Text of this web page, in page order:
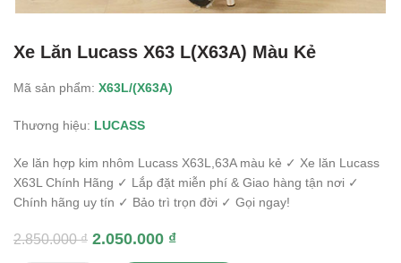
Xe Lăn Lucass X63 L(X63A) Màu Kẻ
Mã sản phẩm: X63L/(X63A)
Thương hiệu: LUCASS
Xe lăn hợp kim nhôm Lucass X63L,63A màu kẻ ✓ Xe lăn Lucass
X63L Chính Hãng ✓ Lắp đặt miễn phí & Giao hàng tận nơi ✓
Chính hãng uy tín ✓ Bảo trì trọn đời ✓ Gọi ngay!
2.850.000₫ 2.050.000 ₫